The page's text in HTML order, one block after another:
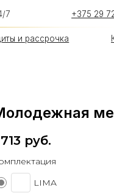
+375 29 726-93-54
руб.
LIMA